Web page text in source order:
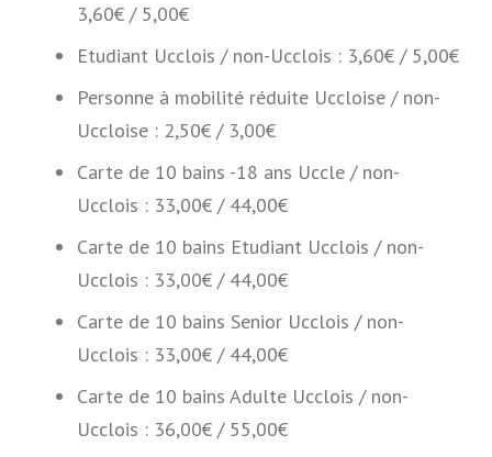
3,60€ / 5,00€
Etudiant Ucclois / non-Ucclois : 3,60€ / 5,00€
Personne à mobilité réduite Uccloise / non-
Uccloise : 2,50€ / 3,00€
Carte de 10 bains -18 ans Uccle / non-
Ucclois : 33,00€ / 44,00€
Carte de 10 bains Etudiant Ucclois / non-
Ucclois : 33,00€ / 44,00€
Carte de 10 bains Senior Ucclois / non-
Ucclois : 33,00€ / 44,00€
Carte de 10 bains Adulte Ucclois / non-
Ucclois : 36,00€ / 55,00€